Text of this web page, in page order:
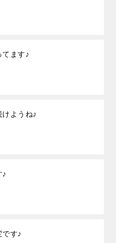
てます♪
ようね♪
♪
です♪